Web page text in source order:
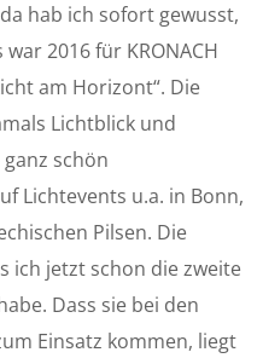
hab ich sofort gewusst,
2016 für KRONACH
am Horizont“. Die
Lichtblick und
schön
Lichtevents u.a. in Bonn,
Pilsen. Die
ich jetzt schon die zweite
Dass sie bei den
Einsatz kommen, liegt